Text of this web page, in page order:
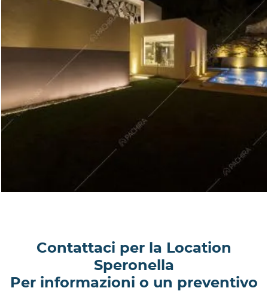
Contattaci per la Location
Speronella
Per informazioni o un preventivo